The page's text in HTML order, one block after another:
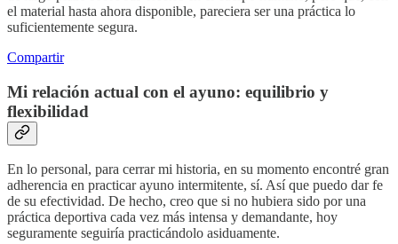
el material hasta ahora disponible, pareciera ser una práctica lo
suficientemente segura.
Compartir
Mi relación actual con el ayuno: equilibrio y
flexibilidad
En lo personal, para cerrar mi historia, en su momento encontré gran
adherencia en practicar ayuno intermitente, sí. Así que puedo dar fe
de su efectividad. De hecho, creo que si no hubiera sido por una
práctica deportiva cada vez más intensa y demandante, hoy
seguramente seguiría practicándolo asiduamente.